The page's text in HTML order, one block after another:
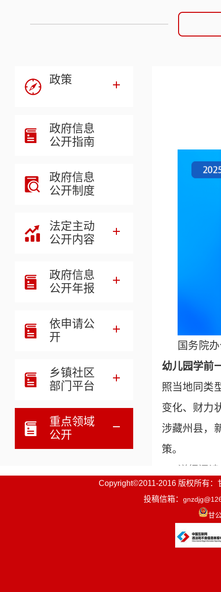
政策
政府信息
公开指南
政府信息
公开制度
法定主动
公开内容
政府信息
公开年报
依申请公
开
乡镇社区
部门平台
重点领域
公开
国务院
幼儿园学前
照当地同类
变化、 财力
涉藏州县，
策。
详细阅读
国务院
相关链接
Copyright©2011-2016 版权所有：
投稿信箱：
甘